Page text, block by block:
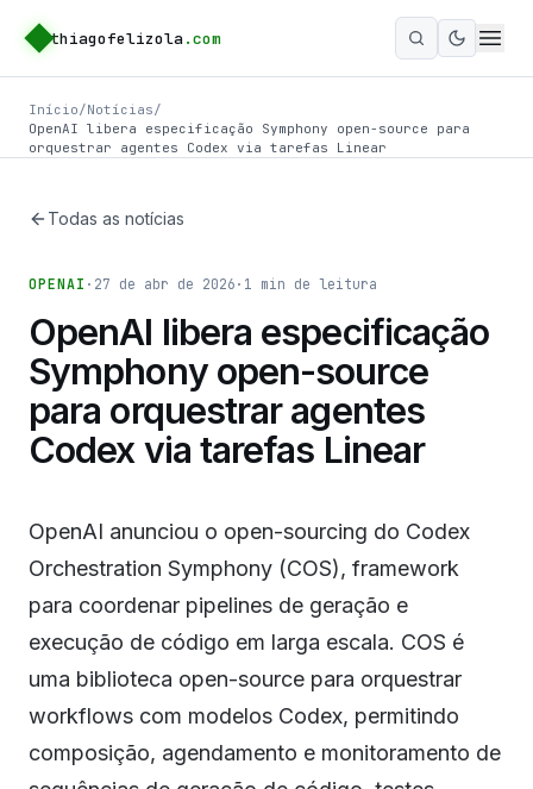
thiagofelizola .com
Ativar
Início/Notícias/
OpenAI libera especificação Symphony open-source para
orquestrar agentes Codex via tarefas Linear
Todas as notícias
OPENAI · 27 de abr de 2026 · 1 min de leitura
OpenAI libera especificação
Symphony open-source
para orquestrar agentes
Codex via tarefas Linear
OpenAI anunciou o open-sourcing do Codex
Orchestration Symphony (COS), framework
para coordenar pipelines de geração e
execução de código em larga escala. COS é
uma biblioteca open-source para orquestrar
workflows com modelos Codex, permitindo
composição, agendamento e monitoramento de